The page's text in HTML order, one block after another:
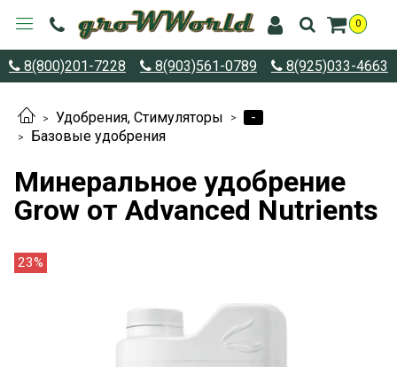
0
8(800)201-7228 8(903)561-0789 8(925)033-4663
Удобрения, Стимуляторы
-
Базовые удобрения
Минеральное удобрение
Grow от Advanced Nutrients
23%